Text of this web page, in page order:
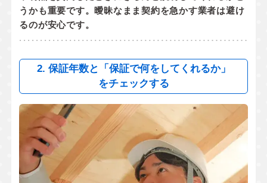
うかも重要です。曖昧なまま契約を急かす業者は避け
るのが安心です。
2. 保証年数と「保証で何をしてくれるか」
をチェックする